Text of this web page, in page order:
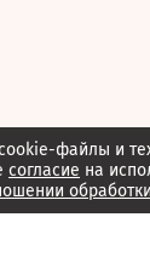
файлы и
согласие на